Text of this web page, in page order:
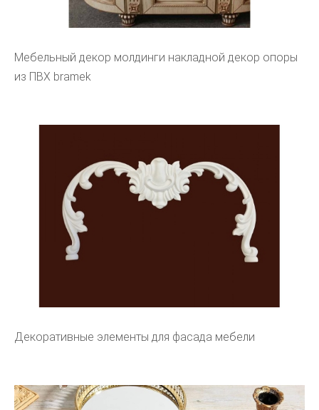
Мебельный декор молдинги накладной декор опоры
из ПВХ bramek
Декоративные элементы для фасада мебели